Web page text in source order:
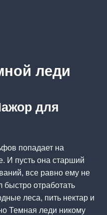
леди
для
попадает на
И пусть она старший
все равно ему не
отработать
леса, пить нектар и
Темная леди никому